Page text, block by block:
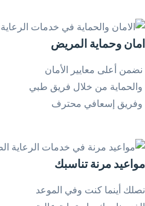
امان وحماية المريض
نضمن أعلى معايير الأمان
والحماية من خلال فريق طبي
وفريق إسعافي محترف
مواعيد مرنة تناسبك
نصلك أينما كنت وفي الموعد